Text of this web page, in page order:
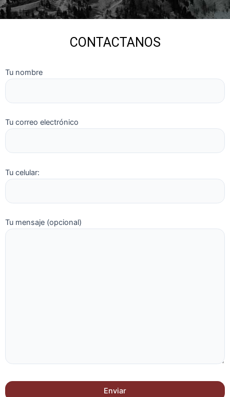
CONTACTANOS
Tu nombre
Tu correo electrónico
Tu celular:
Tu mensaje (opcional)